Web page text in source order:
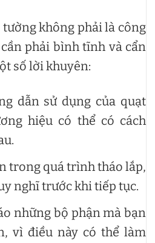
không phải là công
phải bình tĩnh và cẩn
số lời khuyên:
dẫn sử dụng của quạt
hiệu có thể có cách
trong quá trình tháo lắp,
nghĩ trước khi tiếp tục.
những bộ phận mà bạn
vì điều này có thể làm